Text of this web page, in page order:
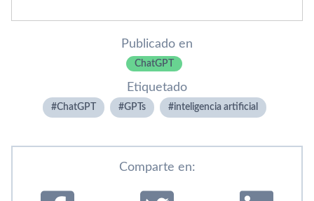
Publicado en
ChatGPT
Etiquetado
ChatGPT GPTs inteligencia artificial
Comparte en: